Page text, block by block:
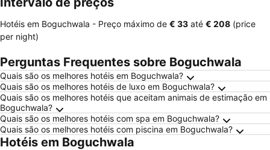
Hotéis em Boguchwala - Preço máximo de ‎€ 33 até ‎€ 208 (price
per night)
Perguntas Frequentes sobre Boguchwala
Quais são os melhores hotéis em Boguchwala?
Quais são os melhores hotéis de luxo em Boguchwala?
Quais são os melhores hotéis que aceitam animais de estimação em
Boguchwala?
Quais são os melhores hotéis com spa em Boguchwala?
Quais são os melhores hotéis com piscina em Boguchwala?
Hotéis em Boguchwala